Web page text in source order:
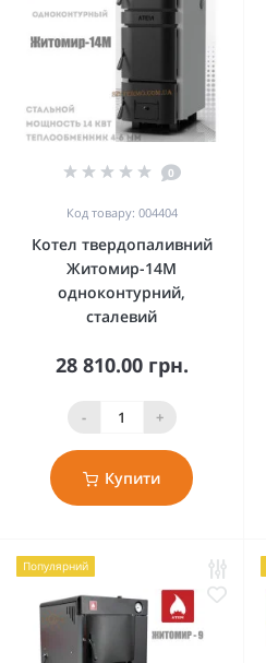
0
Код товару: 004404
Котел твердопаливний
Житомир-14М
одноконтурний,
сталевий
28 810.00 грн.
- +
Купити
Популярний